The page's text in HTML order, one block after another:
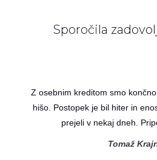
Sporočila
Z osebnim kreditom smo
hišo. Postopek je bil hiter in
prejeli v nekaj dneh.
Tomaž